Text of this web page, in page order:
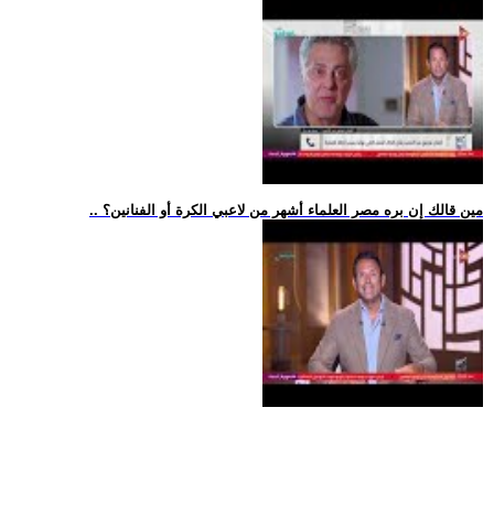
.. مين قالك إن بره مصر العلماء أشهر من لاعبي الكرة أو الفنانين؟